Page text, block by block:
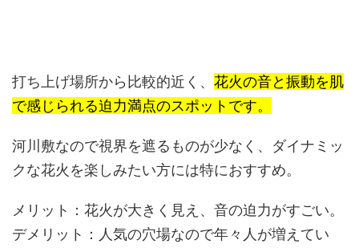
打ち上げ場所から比較的近く、 花火の音と振動を肌
で感じられる迫力満点のスポットです。
河川敷なので視界を遮るものが少なく、ダイナミッ
クな花火を楽しみたい方には特におすすめ。
メリット： 花火が大きく見え、音の迫力がすごい。
デメリット： 人気の穴場なので年々人が増えてい